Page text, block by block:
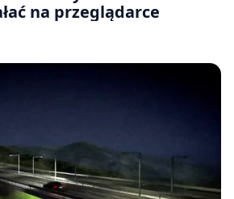
na przeglądarce